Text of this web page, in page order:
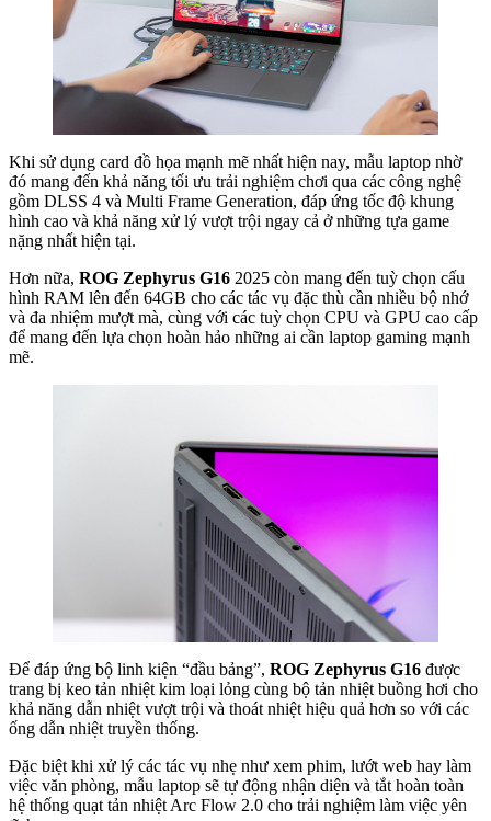
Khi sử dụng card đồ họa mạnh mẽ nhất hiện nay, mẫu laptop nhờ
đó mang đến khả năng tối ưu trải nghiệm chơi qua các công nghệ
gồm DLSS 4 và Multi Frame Generation, đáp ứng tốc độ khung
hình cao và khả năng xử lý vượt trội ngay cả ở những tựa game
nặng nhất hiện tại.
Hơn nữa, ROG Zephyrus G16 2025 còn mang đến tuỳ chọn cấu
hình RAM lên đến 64GB cho các tác vụ đặc thù cần nhiều bộ nhớ
và đa nhiệm mượt mà, cùng với các tuỳ chọn CPU và GPU cao cấp
để mang đến lựa chọn hoàn hảo những ai cần laptop gaming mạnh
mẽ.
Để đáp ứng bộ linh kiện “đầu bảng”, ROG Zephyrus G16 được
trang bị keo tản nhiệt kim loại lỏng cùng bộ tản nhiệt buồng hơi cho
khả năng dẫn nhiệt vượt trội và thoát nhiệt hiệu quả hơn so với các
ống dẫn nhiệt truyền thống.
Đặc biệt khi xử lý các tác vụ nhẹ như xem phim, lướt web hay làm
việc văn phòng, mẫu laptop sẽ tự động nhận diện và tắt hoàn toàn
hệ thống quạt tản nhiệt Arc Flow 2.0 cho trải nghiệm làm việc yên